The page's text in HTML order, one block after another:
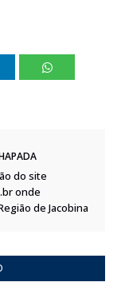
do site
onde
de Jacobina